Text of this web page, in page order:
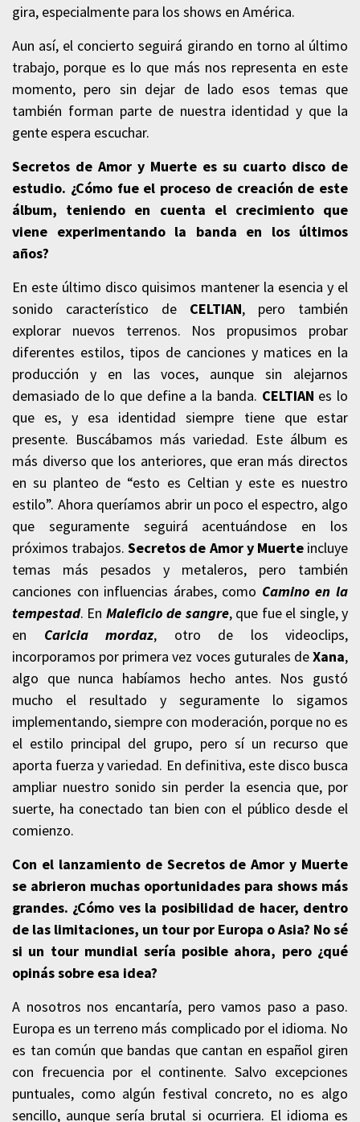
gira, especialmente para los shows en América.
Aun así, el concierto seguirá girando en torno al último
trabajo, porque es lo que más nos representa en este
momento, pero sin dejar de lado esos temas que
también forman parte de nuestra identidad y que la
gente espera escuchar.
Secretos de Amor y Muerte es su cuarto disco de
estudio. ¿Cómo fue el proceso de creación de este
álbum, teniendo en cuenta el crecimiento que
viene experimentando la banda en los últimos
años?
En este último disco quisimos mantener la esencia y el
sonido característico de CELTIAN, pero también
explorar nuevos terrenos. Nos propusimos probar
diferentes estilos, tipos de canciones y matices en la
producción y en las voces, aunque sin alejarnos
demasiado de lo que define a la banda. CELTIAN es lo
que es, y esa identidad siempre tiene que estar
presente. Buscábamos más variedad. Este álbum es
más diverso que los anteriores, que eran más directos
en su planteo de “esto es Celtian y este es nuestro
estilo”. Ahora queríamos abrir un poco el espectro, algo
que seguramente seguirá acentuándose en los
próximos trabajos.Secretos de Amor y Muerteincluye
temas más pesados y metaleros, pero también
canciones con influencias árabes, como Camino en la
tempestad. En Maleficio de sangre, que fue el single, y
en Caricia mordaz, otro de los videoclips,
incorporamos por primera vez voces guturales deXana,
algo que nunca habíamos hecho antes. Nos gustó
mucho el resultado y seguramente lo sigamos
implementando, siempre con moderación, porque no es
el estilo principal del grupo, pero sí un recurso que
aporta fuerza y variedad. En definitiva, este disco busca
ampliar nuestro sonido sin perder la esencia que, por
suerte, ha conectado tan bien con el público desde el
comienzo.
Con el lanzamiento de Secretos de Amor y Muerte
se abrieron muchas oportunidades para shows más
grandes. ¿Cómo ves la posibilidad de hacer, dentro
de las limitaciones, un tour por Europa o Asia? No sé
si un tour mundial sería posible ahora, pero ¿qué
opinás sobre esa idea?
A nosotros nos encantaría, pero vamos paso a paso.
Europa es un terreno más complicado por el idioma. No
es tan común que bandas que cantan en español giren
con frecuencia por el continente. Salvo excepciones
puntuales, como algún festival concreto, no es algo
sencillo, aunque sería brutal si ocurriera. El idioma es